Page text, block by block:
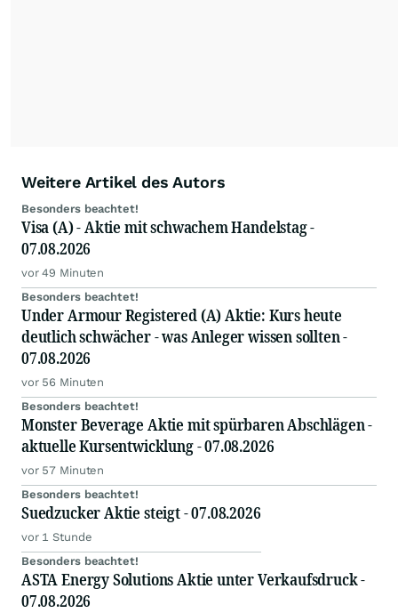
Weitere Artikel des Autors
Besonders beachtet!
Visa (A) - Aktie mit schwachem Handelstag -
07.08.2026
vor 49 Minuten
Besonders beachtet!
Under Armour Registered (A) Aktie: Kurs heute
deutlich schwächer - was Anleger wissen sollten -
07.08.2026
vor 56 Minuten
Besonders beachtet!
Monster Beverage Aktie mit spürbaren Abschlägen -
aktuelle Kursentwicklung - 07.08.2026
vor 57 Minuten
Besonders beachtet!
Suedzucker Aktie steigt - 07.08.2026
vor 1 Stunde
Besonders beachtet!
ASTA Energy Solutions Aktie unter Verkaufsdruck -
07.08.2026